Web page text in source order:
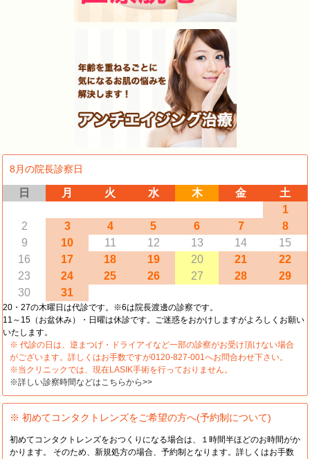
8月の院長診察日
日 月 火 水 木 金
土
1
2
3 4 5 6 7
8
9
10 11 12 13 14
15
16
17 18 19 20 21
22
23
24 25 26 27 28
29
30
31
20・27の木曜日は代診です。※6は院長渡邊の診察です。
11～15（お盆休み）・日曜は休診です。ご迷惑をおかけしますがよろしくお願い
いたします。
※ 代診の日は、逆まつげ・ドライアイなど一部の診察がお受け頂けない場合
がございます。詳しくはお手数ですが0120-827-001へお問合わせ下さい。
※当クリニックでは、現在LASIK手術を行っておりません。
※詳しい診察時間などはこちらから>>
※ 初めてコンタクトレンズをご希望の方へ(予約制について)
初めてコンタクトレンズをおつくりになる場合は、１時間半ほどのお時間がか
かります。 そのため、新規処方の場合、予約制となります。詳しくはお手数